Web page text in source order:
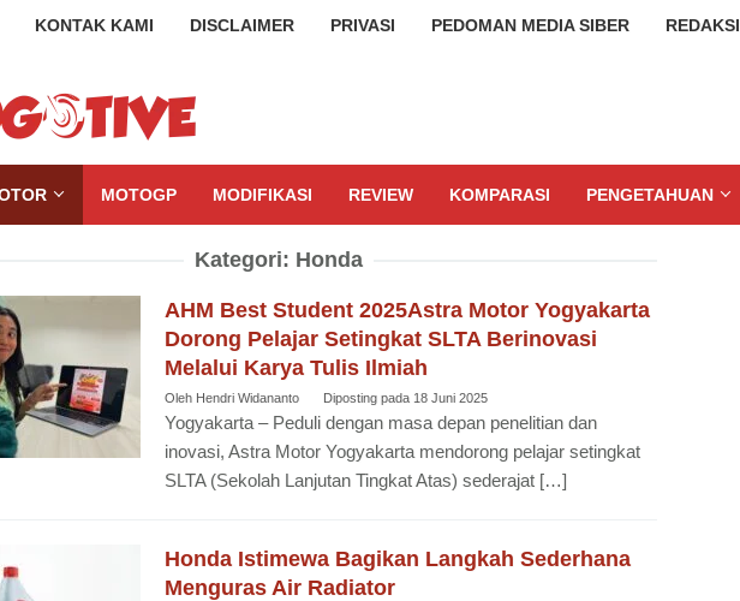
KONTAK KAMI DISCLAIMER PRIVASI PEDOMAN MEDIA SIBER REDAKSI
MOTOGP MODIFIKASI REVIEW KOMPARASI PENGETAHUAN
Kategori: Honda
AHM Best Student 2025Astra Motor Yogyakarta
Dorong Pelajar Setingkat SLTA Berinovasi
Melalui Karya Tulis Ilmiah
Oleh Hendri Widananto Diposting pada 18 Juni 2025
Yogyakarta – Peduli dengan masa depan penelitian dan
inovasi, Astra Motor Yogyakarta mendorong pelajar setingkat
SLTA (Sekolah Lanjutan Tingkat Atas) sederajat […]
Honda Istimewa Bagikan Langkah Sederhana
Menguras Air Radiator